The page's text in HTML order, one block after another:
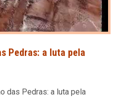
Pedras: a luta pela
das Pedras: a luta pela